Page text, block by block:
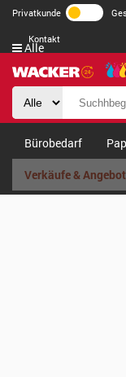
Privatkunde
Kontakt
Alle
Bürobedarf
Verkäufe &